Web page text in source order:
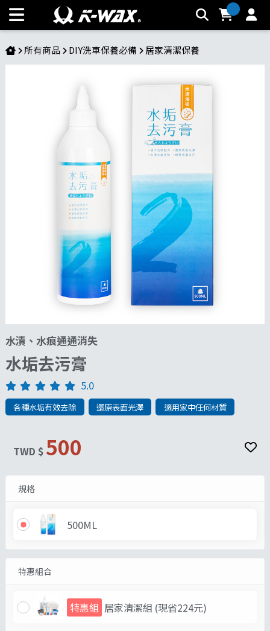
水垢去污膏 | K-WAX台灣汽車美容材料
所有商品 DIY洗車保養必備 居家清潔保養
水漬、水痕通通消失
水垢去污膏
5.0
各種水垢有效去除 還原表面光澤 適用家中任何材質
TWD $ 500
規格
500ML
特惠組合
特惠組 居家清潔組 (現省224元)